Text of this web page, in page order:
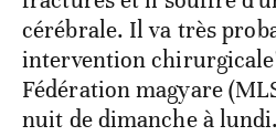
cérébrale. Il va très
intervention
Fédération magyare
nuit de dimanche à lundi.